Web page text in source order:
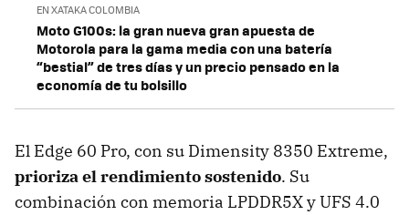
EN XATAKA COLOMBIA
Moto G100s: la gran nueva gran apuesta de
Motorola para la gama media con una batería
“bestial” de tres días y un precio pensado en la
economía de tu bolsillo
El Edge 60 Pro, con su Dimensity 8350 Extreme,
prioriza el rendimiento sostenido. Su
combinación con memoria LPDDR5X y UFS 4.0